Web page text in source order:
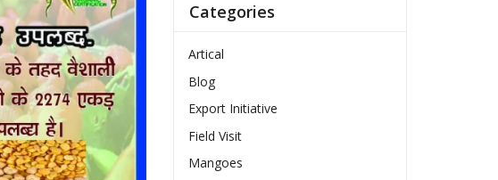
Categories
Artical
Blog
Export Initiative
Field Visit
Mangoes